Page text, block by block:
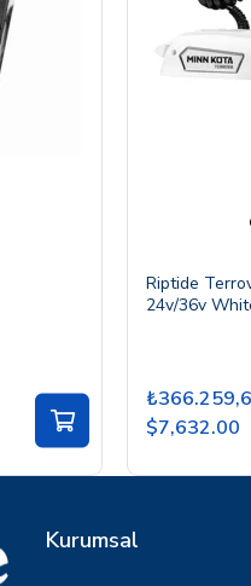
Riptide
24v/36v
$7,632.00
Kurumsal